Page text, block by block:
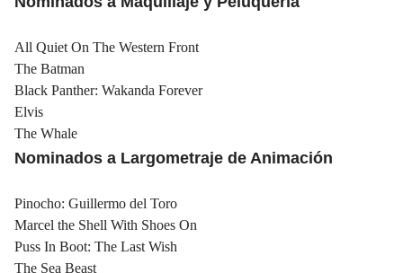
All Quiet On The Western Front
The Batman
Black Panther: Wakanda Forever
Elvis
The Whale
Nominados a Largometraje de Animación
Pinocho: Guillermo del Toro
Marcel the Shell With Shoes On
Puss In Boot: The Last Wish
The Sea Beast